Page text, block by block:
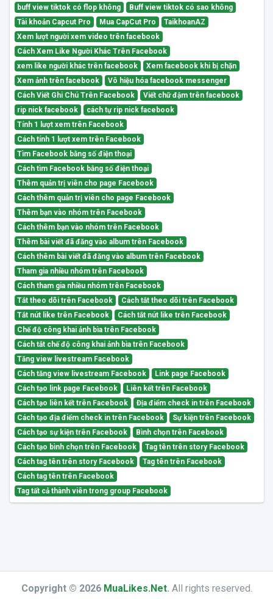
buff view tiktok có flop không
Buff view tiktok có sao không
Tài khoản Capcut Pro
Mua CapCut Pro
TaikhoanAZ
Xem lượt người xem video trên facebook
Cách Xem Like Người Khác Trên Facebook
xem like người khác trên facebook
Xem facebook khi bị chặn
Xem ảnh trên facebook
Vô hiệu hóa facebook messenger
Cách Viết Ghi Chú Trên Facebook
Viết chữ đậm trên facebook
rip nick facebook
cách tự rip nick facebook
Tính 1 lượt xem trên Facebook
Cách tính 1 lượt xem trên Facebook
Tìm Facebook bằng số điện thoại
Cách tìm Facebook bằng số điện thoại
Thêm quản trị viên cho page Facebook
Cách thêm quản trị viên cho page Facebook
Thêm bạn vào nhóm trên Facebook
Cách thêm bạn vào nhóm trên Facebook
Thêm bài viết đã đăng vào album trên Facebook
Cách thêm bài viết đã đăng vào album trên Facebook
Tham gia nhiều nhóm trên Facebook
Cách tham gia nhiều nhóm trên Facebook
Tắt theo dõi trên Facebook
Cách tắt theo dõi trên Facebook
Tắt nút like trên Facebook
Cách tắt nút like trên Facebook
Chế độ công khai ảnh bìa trên Facebook
Cách tắt chế độ công khai ảnh bìa trên Facebook
Tăng view livestream Facebook
Cách tăng view livestream Facebook
Link page Facebook
Cách tạo link page Facebook
Liên kết trên Facebook
Cách tạo liên kết trên Facebook
Địa điểm check in trên Facebook
Cách tạo địa điểm check in trên Facebook
Sự kiện trên Facebook
Cách tạo sự kiện trên Facebook
Bình chọn trên Facebook
Cách tạo bình chọn trên Facebook
Tag tên trên story Facebook
Cách tag tên trên story Facebook
Tag tên trên Facebook
Cách tag tên trên Facebook
Tag tất cả thành viên trong group Facebook
Copyright © 2026 MuaLikes.Net. All rights reserved.